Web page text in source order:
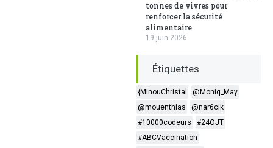
tonnes de vivres pour
renforcer la sécurité
alimentaire
19 juin 2026
Étiquettes
{MinouChristal
@Moniq_May
@mouenthias
@nar6cik
#10000codeurs
#24OJT
#ABCVaccination